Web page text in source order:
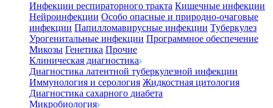
Инфекции респираторного тракта Кишечные инфекции
Нейроинфекции Особо опасные и природно-очаговые
инфекции Папилломавирусные инфекции Туберкулез
Урогенитальные инфекции Программное обеспечение
Микозы Генетика Прочие
Клиническая диагностика
Диагностика латентной туберкулезной инфекции
Иммунология и серология Жидкостная цитология
Диагностика сахарного диабета
Микробиология